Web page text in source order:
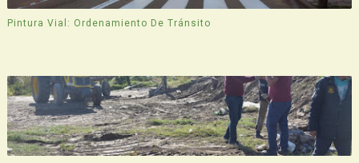
Pintura Vial: Ordenamiento De Tránsito